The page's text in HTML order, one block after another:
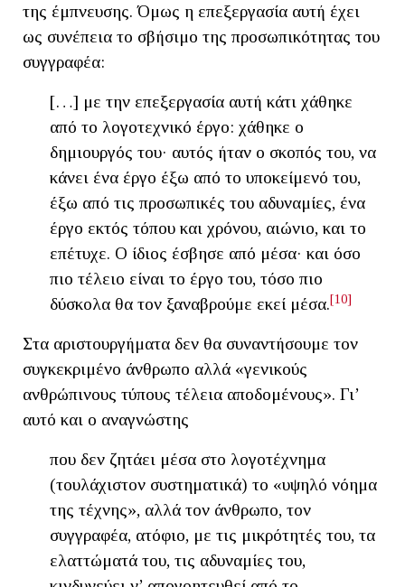
της έμπνευσης. Όμως η επεξεργασία αυτή έχει
ως συνέπεια το σβήσιμο της προσωπικότητας του
συγγραφέα:
[…] με την επεξεργασία αυτή κάτι χάθηκε
από το λογοτεχνικό έργο: χάθηκε ο
δημιουργός του· αυτός ήταν ο σκοπός του, να
κάνει ένα έργο έξω από το υποκείμενό του,
έξω από τις προσωπικές του αδυναμίες, ένα
έργο εκτός τόπου και χρόνου, αιώνιο, και το
επέτυχε. Ο ίδιος έσβησε από μέσα· και όσο
πιο τέλειο είναι το έργο του, τόσο πιο
δύσκολα θα τον ξαναβρούμε εκεί μέσα.[10]
Στα αριστουργήματα δεν θα συναντήσουμε τον
συγκεκριμένο άνθρωπο αλλά «γενικούς
ανθρώπινους τύπους τέλεια αποδομένους». Γι’
αυτό και ο αναγνώστης
που δεν ζητάει μέσα στο λογοτέχνημα
(τουλάχιστον συστηματικά) το «υψηλό νόημα
της τέχνης», αλλά τον άνθρωπο, τον
συγγραφέα, ατόφιο, με τις μικρότητές του, τα
ελαττώματά του, τις αδυναμίες του,